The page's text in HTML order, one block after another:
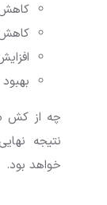
چه از کش
نتیجه
خواهد بود.